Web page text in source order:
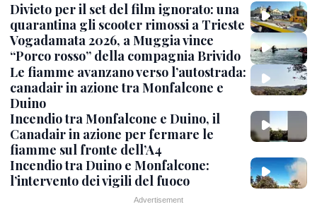
Divieto per il set del film ignorato: una
quarantina gli scooter rimossi a Trieste
Vogadamata 2026, a Muggia vince
“Porco rosso” della compagnia Brivido
Le fiamme avanzano verso l’autostrada:
canadair in azione tra Monfalcone e
Duino
Incendio tra Monfalcone e Duino, il
Canadair in azione per fermare le
fiamme sul fronte dell’A4
Incendio tra Duino e Monfalcone:
l’intervento dei vigili del fuoco